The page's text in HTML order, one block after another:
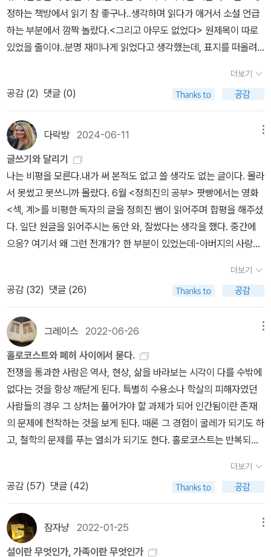
좋아질 것이라 생각하지는않았던 것이다’ 백퍼센트 동의한다..
매개가 반복되는 것은 절대 우연이 아니다. 하지만 작가는 달고 맛있
는 해피 엔딩의 과일을 독자의 입안에 그냥 넣어 주지 않는다. 정답은
우리 현실에 있다. 우리 모두는 이미 알고 있다. 삶은 동화 같지 않다
높아질수록 반대급부로 정답을 알게 되는 나이가 점점 어려 진다
는 것이다. 시대와 배경은 다르지만 전후의 독일이나 현재 한국 사회
가 우리에게 던지는 화두는 동일하다. '너'와 '나'는 다르지 않다.
정하는 책방에서 읽기 참 좋구나..생각하며 읽다가 애거서 소설 언급
하는 부분에서 깜짝 놀랐다.<그리고 아무도 없었다> 원제목이 따로
있었을 줄이야..분명 재미나게 읽었다고 생각했는데, 표지를 떠올려
각이 발생했다. <봄에 나는 없었다>로 착각했던 거다... 너무 재미나
게 읽어서, 지인들에게 선물까지 했더랬는데. 봄..으로 표지를 기억하
고 있었으니 '열명..' 앞에서 혼란스러웠을 수 밖에.. 줄거리 기억은 못
해도 제목 만큼은 잘 기억하고 있다고 자부했는데..호기롭게 그리고..
다시 검색하다가 이번에는 또 아무말도..라고 검색하는 바람에 하인
리히 뵐 소설이 소환되었다. 역시나 재미나게 읽었던 책인데, 음 리뷰
로 남겨 놓지는 않은 모양이다.벽돌책은 생각보다 두껍게 만들어질
것 같은 기분^^ <저주 받은 도시 > 가 쏘아올린 책탑이 놀랍다. 제목
을 착각했고, 오마주한 책도 있다는 사실을 알았으며,하인리히 뵐..의
리뷰를 남겨 놓지 않았다는 사실까지... 시월 연휴기간 동안 쌓아올릴
책탑이 제법 높을 것 같다.다 읽어 낼 수 있기를..^^
더보기
공감 (2) 댓글 (0)
다락방 2024-06-11
글쓰기와 달리기
나는 비평을 모른다.내가 써 본적도 없고 쓸 생각도 없는 글이다. 몰라
서 못썼고 못쓰니까 몰랐다. 6월 <정희진의 공부> 팟빵에서는 영화
<섹, 계>를 비평한 독자의 글을 정희진 쌤이 읽어주며 합평을 해주셨
다. 일단 원글을 읽어주시는 동안 와, 잘썼다는 생각을 했다. 중간에
으응? 여기서 왜 그런 전개가? 한 부분이 있었는데-아버지의 사랑을
생각했음- 전체적으로 참 잘 썼구나 싶었던 거다. 그런데 정희진 쌤은
그 글에 대해 여러 부분을 지적하셨다. 물론 그 글이 잘 쓴 글, 질문을
던지는 글임은 언급하셨지만, 이렇게 짧은 글에 같은 단어가 여러차
례 반복하는 걸 지양해야 한다, 내가 어떤 관점으로 볼건지 짚고 넘어
가야 한다, '것'은 글에 가급적 쓰지 않도록 해야 한다등, 와 내가 생각
하지도 못한 것들을 지적하시는 거다.정희진 쌤은 팟빵에서도 여러차
례 글 쓰기가 얼마나 어려운지에 대해 말씀하셨더랬다. 글쓰기가 어
려워 글을 읽기만 하는 사람들도 있다고 다른 사람들의 사례를 가져
오기도 하셨고, 글쓰기가 너무 힘들어서 간식도 많이 드신다고(?) 하
셨더랬다. 글을 쓰는건 어려우니 읽기만 하면 얼마나 좋겠어요, 라고
되물으신 적도 있었더랬다. 나는 그런 말들에 대해서 고개를 갸웃하
는 편이었다. 글쓰기가 뭐가 어렵지? 그냥 쓰면 되는데. 다다다닥~
하고 쓰면 되는데. 하고 말이다.그런데 이번에 팟빵을 듣다보니 선생
이란 어떤 것인지에 대한 명확한 기준이 있고 그걸 지키려고 하다보
니 어려운 게 아닌가. 퇴고까지 수차례 본인이 쓴 글을 읽어본다 하셨
는데, 아, 이러니까 어렵구나, 싶었다. 아니, 그것보다는 이 표현이 더
더보기
공감 (32) 댓글 (26)
그레이스 2022-06-26
홀로코스트와 폐허 사이에서 묻다.
전쟁을 통과한 사람은 역사, 현상, 삶을 바라보는 시각이 다를 수밖에
없다는 것을 항상 깨닫게 된다. 특별히 수용소나 학살의 피해자였던
사람들의 경우 그 상처는 풀어가야 할 과제가 되어 인간됨이란 존재
의 문제에 천착하는 것을 보게 된다. 때론 그 경험이 굴레가 되기도 하
고, 철학의 문제를 푸는 열쇠가 되기도 한다. 홀로코스트는 반복되는
로코스트와 관련된 가장 충격적이었던 책은 엘리 위젤의 『벽 너머 마
을』과 『밤』과 『새벽』이었다. 아침에 교수형을 당한 소년이 저녁까지
숨이 끊어지지 않은 모습을 보며 ‘신은 어디에 있는가?’라고 했던 누
군가의 분노에 찬 신음이 아직도 기억에 남는다. 무리 중 누군가가 ‘저
교수대에’라고 했던 대답은 많은 생각을 하게 했다. 엘리 위젤이 194
더보기
공감 (57) 댓글 (42)
잠자냥 2022-01-25
설이란 무엇인가, 가족이란 무엇인가